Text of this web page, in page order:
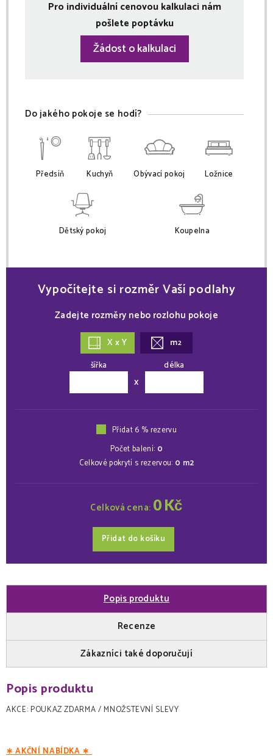
Pro individuální cenovou kalkulaci nám
pošlete poptávku
Žádost o kalkulaci
Do jakého pokoje se hodí?
Předsíň Kuchyň Obývací pokoj Ložnice
Dětský pokoj Koupelna
Vypočítejte si rozměr Vaší podlahy
Zadejte rozměry nebo rozlohu pokoje
X x Y m2
šířka
x
délka
Přidat 6 % rezervu
Počet balení: 0
Celkové pokrytí s rezervou: 0 m2
Celková cena: 0Kč
Přidat do košíku
Popis produktu
Recenze
Zákazníci také doporučují
Popis produktu
AKCE: POUKAZ ZDARMA / MNOŽSTEVNÍ SLEVY
∗ AKČNÍ NABÍDKA ∗